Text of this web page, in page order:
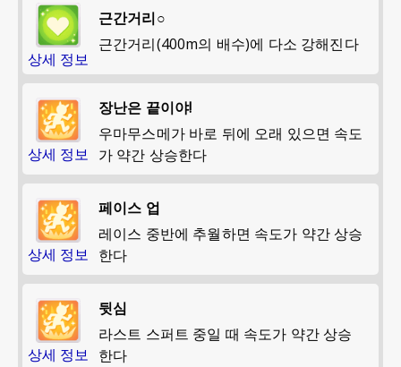
상세 정보
근간거리○
근간거리(400m의 배수)에 다소 강해진다
상세 정보
장난은 끝이야!
우마무스메가 바로 뒤에 오래 있으면 속도
가 약간 상승한다
상세 정보
페이스 업
레이스 중반에 추월하면 속도가 약간 상승
한다
상세 정보
뒷심
라스트 스퍼트 중일 때 속도가 약간 상승
한다